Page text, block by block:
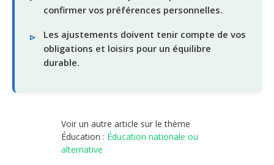
confirmer vos préférences personnelles.
Les ajustements doivent tenir compte de vos
obligations et loisirs pour un équilibre
durable.
Voir un autre article sur le thème
Éducation : Éducation nationale ou
alternative